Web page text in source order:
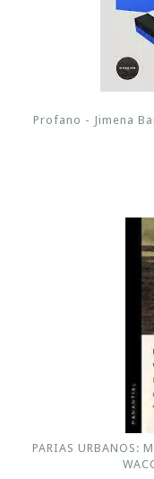
Profano - Jimena
PARIAS URBANOS: